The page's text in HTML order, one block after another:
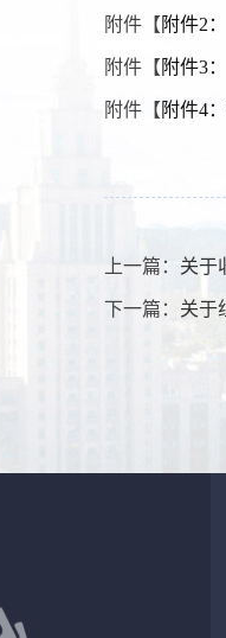
附件【 附件2
附件【 附件3
附件【 附件4
上一篇： 关于
下一篇： 关于